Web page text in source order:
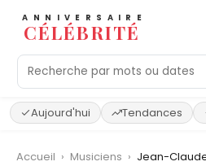
ANNIVERSAIRE
CÉLÉBRITÉ
Aujourd'hui Tendances
Accueil › Musiciens › Jean-